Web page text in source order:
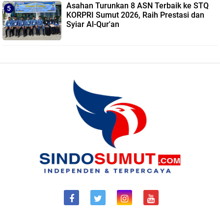
Asahan Turunkan 8 ASN Terbaik ke STQ
KORPRI Sumut 2026, Raih Prestasi dan
Syiar Al-Qur'an